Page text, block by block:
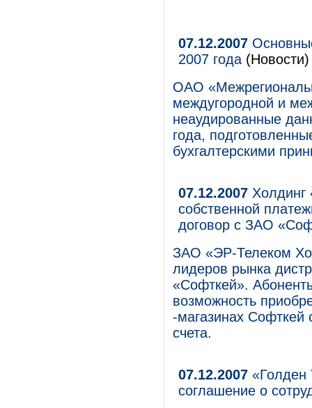
07.12.2007
2007 года (Новости)
ОАО
междугородной и
неаудированные
года,
бухгалтерскими
07.12.2007
собственной
договор с ЗАО
ЗАО «ЭР-Телеком
лидеров рынка
«Софткей».
возможность
-магазинах Софткей
счета.
07.12.2007 «Голден
соглашение о